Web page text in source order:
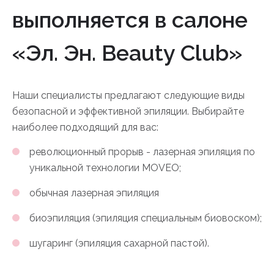
выполняется в салоне
«Эл. Эн. Beauty Club»
Наши специалисты предлагают следующие виды
безопасной и эффективной эпиляции. Выбирайте
наиболее подходящий для вас:
революционный прорыв - лазерная эпиляция по
уникальной технологии MOVEO;
обычная лазерная эпиляция
биоэпиляция (эпиляция специальным биовоском);
шугаринг (эпиляция сахарной пастой).